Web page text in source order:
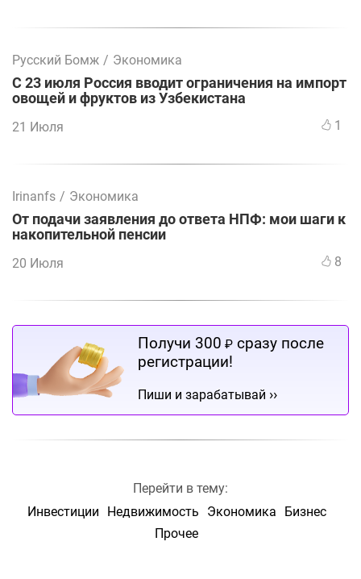
Русский Бомж / Экономика
С 23 июля Россия вводит ограничения на импорт
овощей и фруктов из Узбекистана
21 Июля 1
Irinanfs / Экономика
От подачи заявления до ответа НПФ: мои шаги к
накопительной пенсии
20 Июля 8
Получи 300 ₽ сразу после
регистрации!
Пиши и зарабатывай ››
Перейти в тему:
Инвестиции
Недвижимость Экономика
Бизнес
Прочее